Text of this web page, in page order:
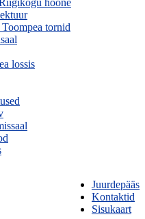
tornid
lossis
Juurdepääs
Kontaktid
Sisukaart